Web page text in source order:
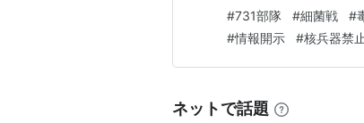
爆禁止佐世保市民会議
上げねば！！ 「核兵器
#731部隊 #細菌戦 #
#情報開示 #核兵器禁
ネットで話題